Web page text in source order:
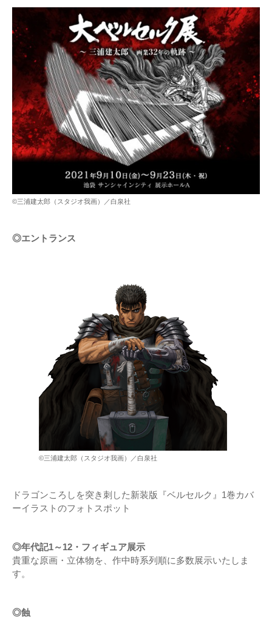
©三浦建太郎（スタジオ我画）／白泉社
◎エントランス
©三浦建太郎（スタジオ我画）／白泉社
ドラゴンころしを突き刺した新装版『ベルセルク』1巻カバ
ーイラストのフォトスポット
◎年代記1～12・フィギュア展示
貴重な原画・立体物を、作中時系列順に多数展示いたしま
す。
◎蝕